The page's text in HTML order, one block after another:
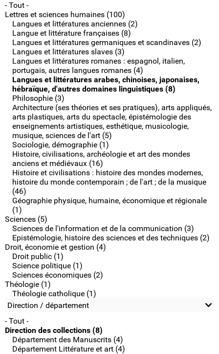
- Tout -
Lettres et sciences humaines (100)
Langues et littératures anciennes (2)
Langue et littérature françaises (8)
Langues et littératures germaniques et scandinaves (2)
Langues et littératures slaves (3)
Langues et littératures romanes : espagnol, italien,
portugais, autres langues romanes (4)
Langues et littératures arabes, chinoises, japonaises,
hébraïque, d'autres domaines linguistiques (8)
Philosophie (3)
Architecture (ses théories et ses pratiques), arts appliqués,
arts plastiques, arts du spectacle, épistémologie des
enseignements artistiques, esthétique, musicologie,
musique, sciences de l'art (5)
Sociologie, démographie (1)
Histoire, civilisations, archéologie et art des mondes
anciens et médiévaux (16)
Histoire et civilisations : histoire des mondes modernes,
histoire du monde contemporain ; de l'art ; de la musique
(46)
Géographie physique, humaine, économique et régionale
(1)
Sciences (5)
Sciences de l'information et de la communication (3)
Epistémologie, histoire des sciences et des techniques (2)
Droit, économie et gestion (4)
Droit public (1)
Science politique (1)
Sciences économiques (2)
Théologie (1)
Théologie catholique (1)
Direction / département
- Tout -
Direction des collections (8)
Département des Manuscrits (4)
Département Littérature et art (4)